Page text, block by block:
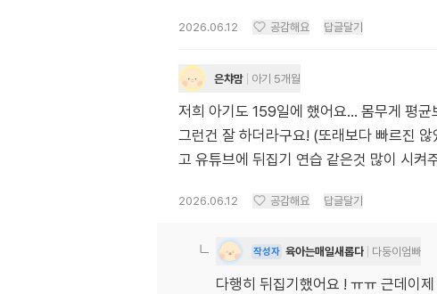
2026.06.12 공감해요 답글달기
은챠맘 아기 5개월
저희 아기도 159일에 했어요... 몸무게 평
그런건 잘 하더라구요! (또래보다 빠르진
고 유튜브에 뒤집기 연습 같은것 많이 시켜
2026.06.12 공감해요 답글달기
작성자 육아는매일새롭다 다둥이엄빠
다행히 뒤집기했어요 ! ㅠㅠ 근데이